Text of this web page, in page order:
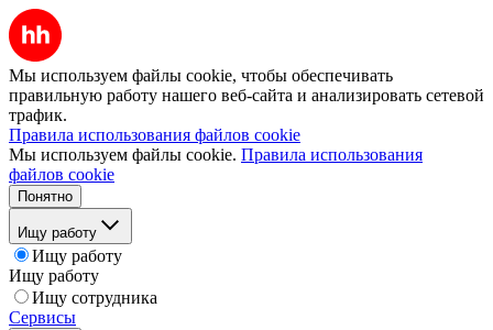
Мы используем файлы cookie, чтобы обеспечивать
правильную работу нашего веб-сайта и анализировать сетевой
трафик.
Правила использования файлов cookie
Мы используем файлы cookie. Правила использования
файлов cookie
Понятно
Ищу работу
Ищу работу
Ищу работу
Ищу сотрудника
Сервисы